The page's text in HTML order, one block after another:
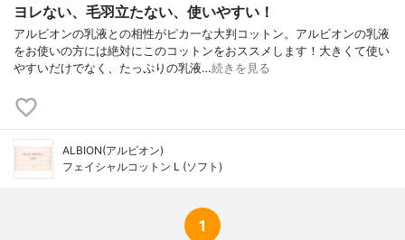
ヨレない、毛羽立たない、使いやすい！
アルビオンの乳液との相性がピカ一な大判コットン。アルビオンの乳液
をお使いの方には絶対にこのコットンをおススメします！大きくて使い
やすいだけでなく、たっぷりの乳液…続きを見る
ALBION(アルビオン)
フェイシャルコットン L (ソフト)
1